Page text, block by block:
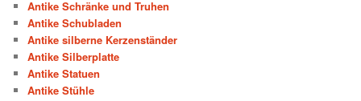
Antike Schränke und Truhen
Antike Schubladen
Antike silberne Kerzenständer
Antike Silberplatte
Antike Statuen
Antike Stühle